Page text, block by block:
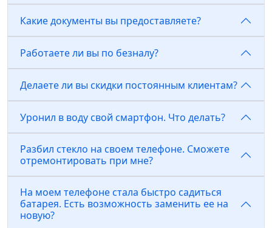
Какие документы вы предоставляете?
Работаете ли вы по безналу?
Делаете ли вы скидки постоянным клиентам?
Уронил в воду свой смартфон. Что делать?
Разбил стекло на своем телефоне. Сможете
отремонтировать при мне?
На моем телефоне стала быстро садиться
батарея. Есть возможность заменить ее на
новую?